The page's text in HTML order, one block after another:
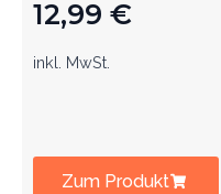
12,99 €
inkl. MwSt.
Zum Produkt